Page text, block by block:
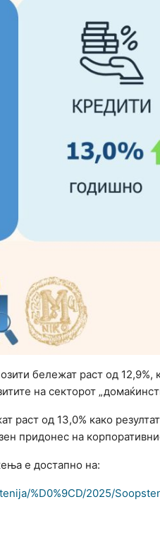
бележат раст од 12,9%,
на секторот
раст од 13,0% како
придонес на
е достапно на:
%D0%9CD/2025/